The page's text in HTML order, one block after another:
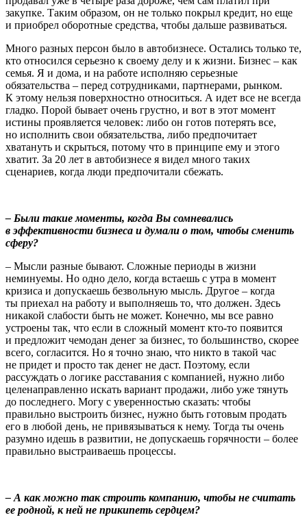
закупке. Таким образом, он не только покрыл кредит, но еще
и приобрел оборотные средства, чтобы дальше развиваться.
Много разных персон было в автобизнесе. Остались только те,
кто относился серьезно к своему делу и к жизни. Бизнес – как
семья. Я и дома, и на работе исполняю серьезные
обязательства – перед сотрудниками, партнерами, рынком.
К этому нельзя поверхностно относиться. А идет все не всегда
гладко. Порой бывает очень грустно, и вот в этот момент
истины проявляется человек: либо он готов потерять все,
но исполнить свои обязательства, либо предпочитает
хватануть и скрыться, потому что в принципе ему и этого
хватит. За 20 лет в автобизнесе я видел много таких
сценариев, когда люди предпочитали сбежать.
– Были такие моменты, когда Вы сомневались
в эффективности бизнеса и думали о том, чтобы сменить
сферу?
– Мысли разные бывают. Сложные периоды в жизни
неминуемы. Но одно дело, когда встаешь с утра в момент
кризиса и допускаешь безвольную мысль. Другое – когда
ты приехал на работу и выполняешь то, что должен. Здесь
никакой слабости быть не может. Конечно, мы все равно
устроены так, что если в сложный момент кто-то появится
и предложит чемодан денег за бизнес, то большинство, скорее
всего, согласится. Но я точно знаю, что никто в такой час
не придет и просто так денег не даст. Поэтому, если
рассуждать о логике расставания с компанией, нужно либо
целенаправленно искать вариант продажи, либо уже тянуть
до последнего. Могу с уверенностью сказать: чтобы
правильно выстроить бизнес, нужно быть готовым продать
его в любой день, не привязываться к нему. Тогда ты очень
разумно идешь в развитии, не допускаешь горячности – более
правильно выстраиваешь процессы.
– А как можно так строить компанию, чтобы не считать
ее родной, к ней не прикипеть сердцем?